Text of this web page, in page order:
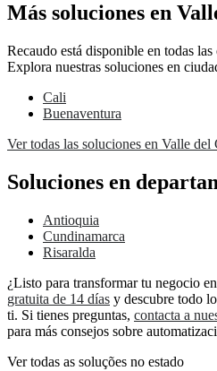
Más soluciones en
Recaudo está disponible en todas
Explora nuestras soluciones en
Cali
Buenaventura
Ver todas las soluciones en Valle del
Soluciones en
Antioquia
Cundinamarca
Risaralda
¿Listo para transformar tu negocio
gratuita de 14 días y descubre todo
ti. Si tienes preguntas, contacta a
para más consejos sobre
Ver todas as soluções no estado